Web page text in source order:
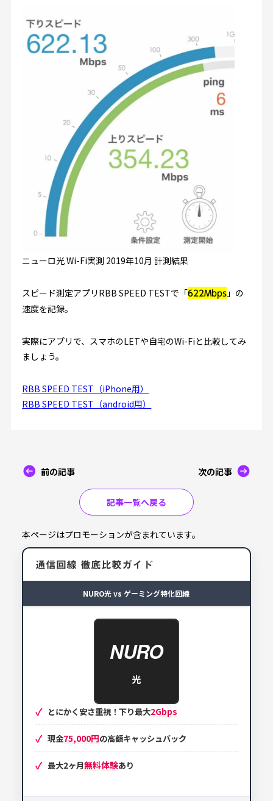
ニューロ光 Wi-Fi実測 2019年10月 計測結果
スピード測定アプリRBB SPEED TESTで「622Mbps 」の
速度を記録。
実際にアプリで、スマホのLETや自宅のWi-Fiと比較してみ
ましょう。
RBB SPEED TEST（iPhone用）
RBB SPEED TEST（android用）
前の記事
記事一覧へ戻る
次の記事
本ページはプロモーションが含まれています。
通信回線 徹底比較ガイド
NURO光 vs ゲーミング特化回線
NURO
光
とにかく安さ重視！下り最大2Gbps
現金75,000円の高額キャッシュバック
最大2ヶ月無料体験あり